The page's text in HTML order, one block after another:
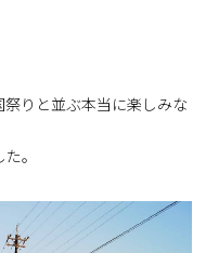
りと並ぶ本当に楽しみな
。